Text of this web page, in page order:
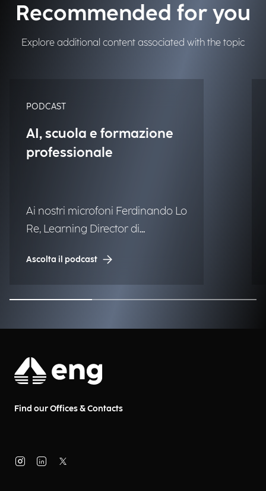
Recommended for you
Explore additional content associated with the topic
PODCAST
AI, scuola e formazione
professionale
Ai nostri microfoni Ferdinando Lo
Re, Learning Director di
Ascolta il podcast
Find our Offices & Contacts